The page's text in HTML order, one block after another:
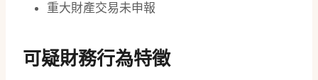
重大財產交易未申報
可疑財務行為特徵